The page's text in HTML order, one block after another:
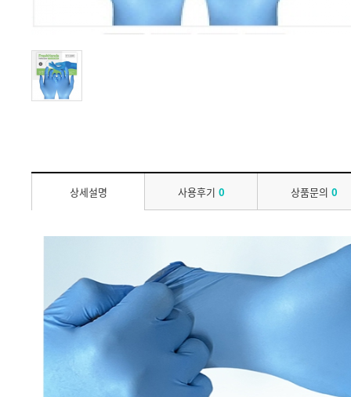
상세설명 사용후기 0 상품문의 0